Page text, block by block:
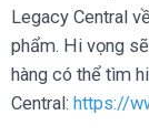
Legacy Central
phẩm. Hi vọng
hàng có thể tìm
Central: https://